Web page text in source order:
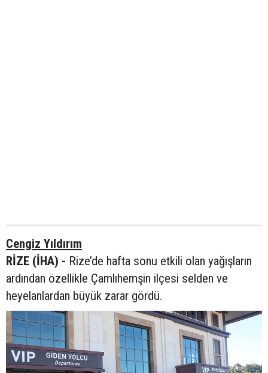
Cengiz Yıldırım
RİZE (İHA) - Rize’de hafta sonu etkili olan yağışların
ardından özellikle Çamlıhemşin ilçesi selden ve
heyelanlardan büyük zarar gördü.